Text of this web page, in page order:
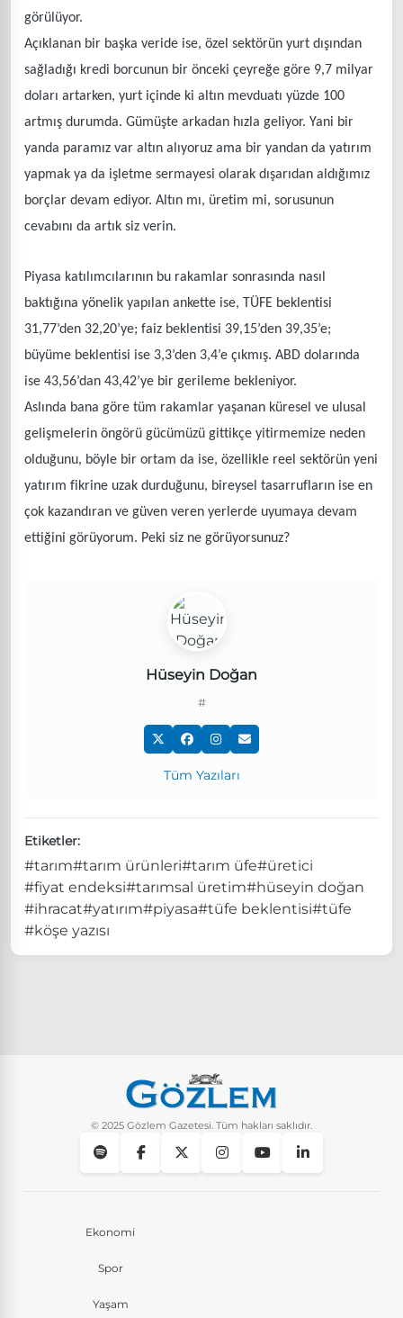
görülüyor.
Açıklanan bir başka veride ise, özel sektörün yurt dışından
sağladığı kredi borcunun bir önceki çeyreğe göre 9,7 milyar
doları artarken, yurt içinde ki altın mevduatı yüzde 100
artmış durumda. Gümüşte arkadan hızla geliyor. Yani bir
yanda paramız var altın alıyoruz ama bir yandan da yatırım
yapmak ya da işletme sermayesi olarak dışarıdan aldığımız
borçlar devam ediyor. Altın mı, üretim mi, sorusunun
cevabını da artık siz verin.
Piyasa katılımcılarının bu rakamlar sonrasında nasıl
baktığına yönelik yapılan ankette ise, TÜFE beklentisi
31,77’den 32,20’ye; faiz beklentisi 39,15’den 39,35’e;
büyüme beklentisi ise 3,3’den 3,4’e çıkmış. ABD dolarında
ise 43,56’dan 43,42’ye bir gerileme bekleniyor.
Aslında bana göre tüm rakamlar yaşanan küresel ve ulusal
gelişmelerin öngörü gücümüzü gittikçe yitirmemize neden
olduğunu, böyle bir ortam da ise, özellikle reel sektörün yeni
yatırım fikrine uzak durduğunu, bireysel tasarrufların ise en
çok kazandıran ve güven veren yerlerde uyumaya devam
ettiğini görüyorum. Peki siz ne görüyorsunuz?
Hüseyin Doğan
#
Tüm Yazıları
Etiketler:
#tarım#tarım ürünleri#tarım üfe#üretici
#fiyat endeksi#tarımsal üretim#hüseyin doğan
#ihracat#yatırım#piyasa#tüfe beklentisi#tüfe
#köşe yazısı
© 2025 Gözlem Gazetesi. Tüm hakları saklıdır.
Ekonomi
Spor
Yaşam